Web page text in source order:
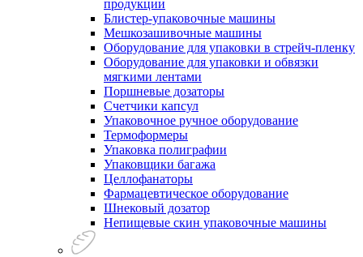
продукции
Блистер-упаковочные машины
Мешкозашивочные машины
Оборудование для упаковки в стрейч-пленку
Оборудование для упаковки и обвязки
мягкими лентами
Поршневые дозаторы
Счетчики капсул
Упаковочное ручное оборудование
Термоформеры
Упаковка полиграфии
Упаковщики багажа
Целлофанаторы
Фармацевтическое оборудование
Шнековый дозатор
Непищевые скин упаковочные машины